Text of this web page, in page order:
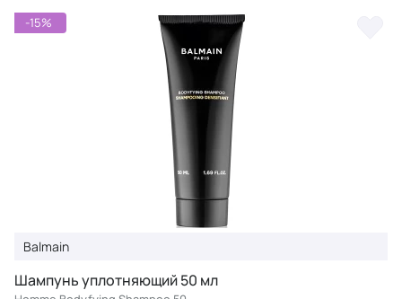
-15%
Balmain
Шампунь уплотняющий 50 мл